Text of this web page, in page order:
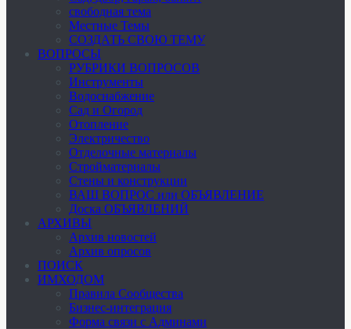
свободная тема
Местные Темы
СОЗДАТЬ СВОЮ ТЕМУ
ВОПРОСЫ
РУБРИКИ ВОПРОСОВ
Инструменты
Водоснабжение
Сад и Огород
Отопление
Электричество
Отделочные материалы
Стройматериалы
Стены и конструкции
ВАШ ВОПРОС или ОБЪЯВЛЕНИЕ
Доска ОБЪЯВЛЕНИЙ
АРХИВЫ
Архив новостей
Архив опросов
ПОИСК
ИМХОДОМ
Правила Сообщества
Бизнес-интеграция
Форма связи с Админами